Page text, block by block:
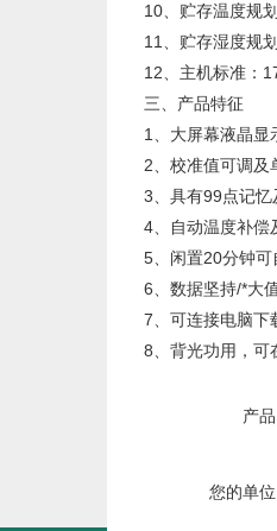
10、贮存温度规
11、贮存湿度规
12、主机标准：
三、产品特征
1、大屏幕液晶显
2、校准值可调及
3、具有99点记
4、自动温度补
5、闲置20分钟
6、数据坚持/*大
7、可连接电脑下
8、背光功用，可
产
您的单